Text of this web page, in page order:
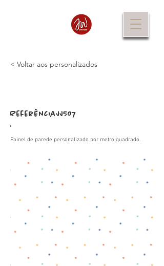
< Voltar aos personalizados
Referência
:
JJ507
Painel de parede personalizado por metro quadrado.